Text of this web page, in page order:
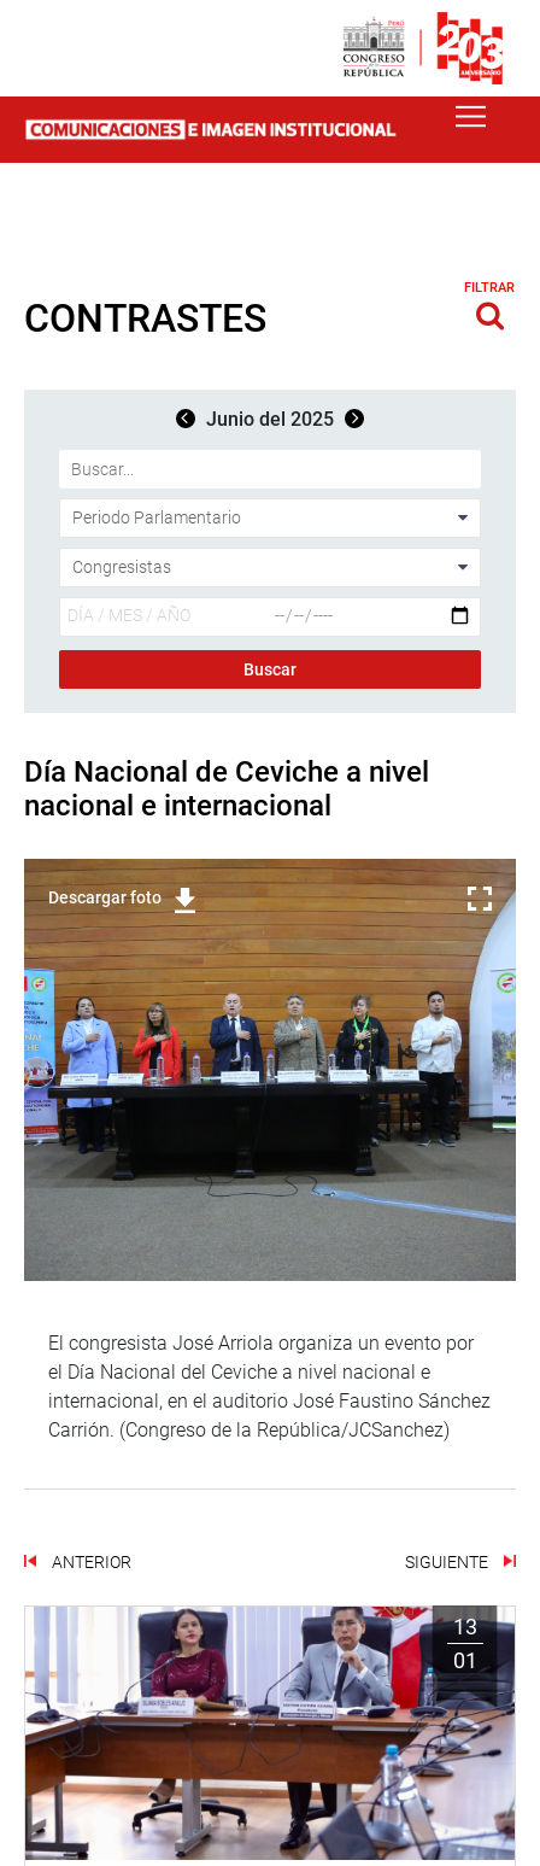
CONTRASTES
FILTRAR
Junio del 2025
Día Nacional de Ceviche a nivel
nacional e internacional
Descargar foto
El congresista José Arriola organiza un evento por
el Día Nacional del Ceviche a nivel nacional e
internacional, en el auditorio José Faustino Sánchez
Carrión. (Congreso de la República/JCSanchez)
ANTERIOR SIGUIENTE
13
01